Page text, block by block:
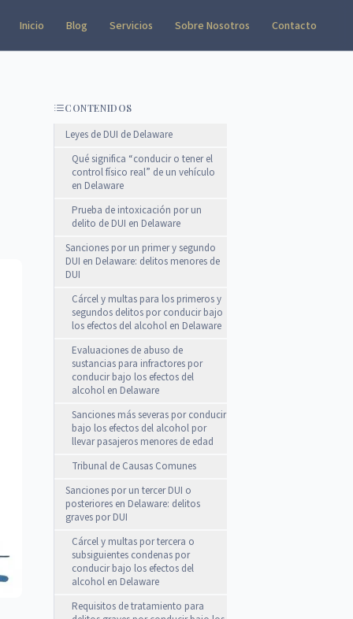
Inicio Blog Servicios Sobre Nosotros Contacto
CONTENIDOS
Leyes de DUI de Delaware
Qué significa “conducir o tener el
control físico real” de un vehículo
en Delaware
Prueba de intoxicación por un
delito de DUI en Delaware
Sanciones por un primer y segundo
DUI en Delaware: delitos menores de
DUI
Cárcel y multas para los primeros y
segundos delitos por conducir bajo
los efectos del alcohol en Delaware
Evaluaciones de abuso de
sustancias para infractores por
conducir bajo los efectos del
alcohol en Delaware
Sanciones más severas por conducir
bajo los efectos del alcohol por
llevar pasajeros menores de edad
Tribunal de Causas Comunes
Sanciones por un tercer DUI o
posteriores en Delaware: delitos
graves por DUI
Cárcel y multas por tercera o
subsiguientes condenas por
conducir bajo los efectos del
alcohol en Delaware
Requisitos de tratamiento para